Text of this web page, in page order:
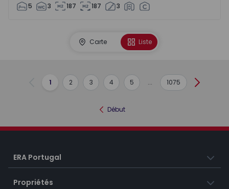
5 3 187 187 3
Carte Liste
Précédent
1 2 3 4 5 ... 1075 Suivant
Début
ERA Portugal
Propriétés